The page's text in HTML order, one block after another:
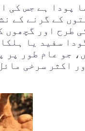
پودا ہے جس کی
کے گرنے کے
طرح اور
سفید یا
جو عام طور پر
اکثر سرخی